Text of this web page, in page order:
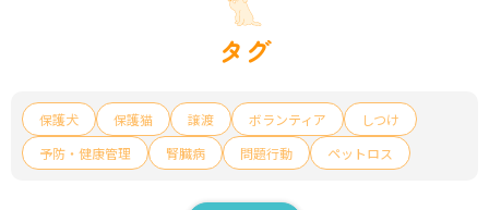
タグ
保護犬 保護猫 譲渡 ボランティア
しつけ
予防・健康管理
腎臓病 問題行動 ペットロス